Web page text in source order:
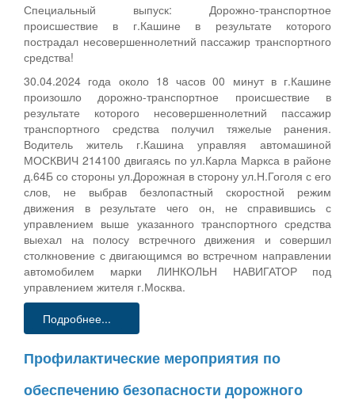
Специальный выпуск: Дорожно-транспортное
происшествие в г.Кашине в результате которого
пострадал несовершеннолетний пассажир транспортного
средства!
30.04.2024 года около 18 часов 00 минут в г.Кашине
произошло дорожно-транспортное происшествие в
результате которого несовершеннолетний пассажир
транспортного средства получил тяжелые ранения.
Водитель житель г.Кашина управляя автомашиной
МОСКВИЧ 214100 двигаясь по ул.Карла Маркса в районе
д.64Б со стороны ул.Дорожная в сторону ул.Н.Гоголя с его
слов, не выбрав безлопастный скоростной режим
движения в результате чего он, не справившись с
управлением выше указанного транспортного средства
выехал на полосу встречного движения и совершил
столкновение с двигающимся во встречном направлении
автомобилем марки ЛИНКОЛЬН НАВИГАТОР под
управлением жителя г.Москва.
Подробнее...
Профилактические мероприятия по
обеспечению безопасности дорожного